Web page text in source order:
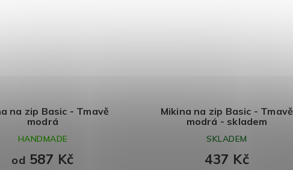
na zip Basic - Tmavě
modrá
od 587 Kč
HANDMADE
Mikina na zip Basic - Tmavě
modrá - skladem
437 Kč
SKLADEM